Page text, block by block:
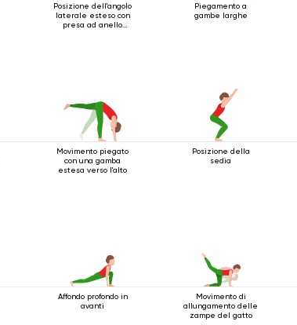
Posizione dell'angolo
laterale esteso con
presa ad anello
Piegamento a
gambe larghe
Movimento piegato
con una gamba
estesa verso l'alto
Posizione della
sedia
Affondo profondo in
avanti
Movimento di
allungamento delle
zampe del gatto